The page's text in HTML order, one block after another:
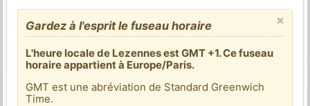
×
Gardez à l'esprit le fuseau horaire
L'heure locale de Lezennes est GMT +1. Ce fuseau
horaire appartient à Europe/Paris.
GMT est une abréviation de Standard Greenwich
Time.